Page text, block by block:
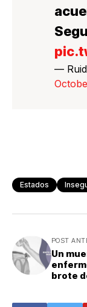
—
Estados
POST
Un
brote